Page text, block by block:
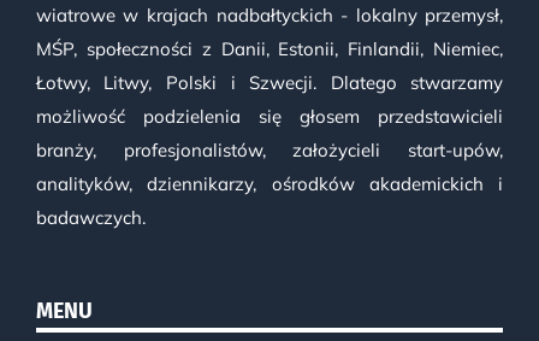
wiatrowe w krajach nadbałtyckich - lokalny przemysł,
MŚP, społeczności z Danii, Estonii, Finlandii, Niemiec,
Łotwy, Litwy, Polski i Szwecji. Dlatego stwarzamy
możliwość podzielenia się głosem przedstawicieli
branży, profesjonalistów, założycieli start-upów,
analityków, dziennikarzy, ośrodków akademickich i
badawczych.
MENU